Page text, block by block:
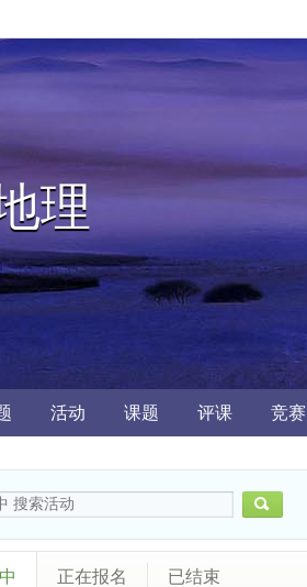
理
活动 课题 评课 竞赛
正在报名 已结束